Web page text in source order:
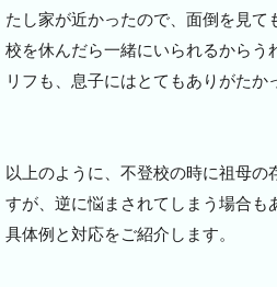
たし家が近かったので、面倒を見て
校を休んだら一緒にいられるからう
リフも、息子にはとてもありがたか
以上のように、不登校の時に祖母の
すが、逆に悩まされてしまう場合も
具体例と対応をご紹介します。